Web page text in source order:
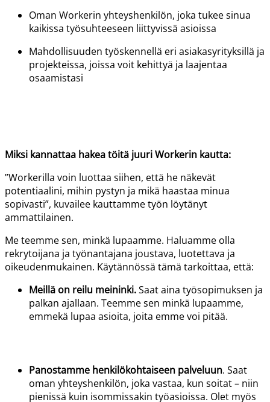
Oman Workerin yhteyshenkilön, joka tukee sinua
kaikissa työsuhteeseen liittyvissä asioissa
Mahdollisuuden työskennellä eri asiakasyrityksillä ja
projekteissa, joissa voit kehittyä ja laajentaa
osaamistasi
Miksi kannattaa hakea töitä juuriWorkerin kautta:
”Workerilla voin luottaa siihen, että he näkevät
potentiaalini, mihin pystyn ja mikä haastaa minua
sopivasti”, kuvailee kauttamme työn löytänyt
ammattilainen.
Me teemme sen, minkä lupaamme. Haluamme olla
rekrytoijana ja työnantajana joustava, luotettava ja
oikeudenmukainen. Käytännössä tämä tarkoittaa, että:
Meillä on reilu meininki.Saat aina työsopimuksen ja
palkan ajallaan. Teemme sen minkä lupaamme,
emmekä lupaa asioita, joita emme voi pitää.
Panostamme henkilökohtaiseen palveluun. Saat
oman yhteyshenkilön, joka vastaa, kun soitat – niin
pienissä kuin isommissakin työasioissa. Olet myös